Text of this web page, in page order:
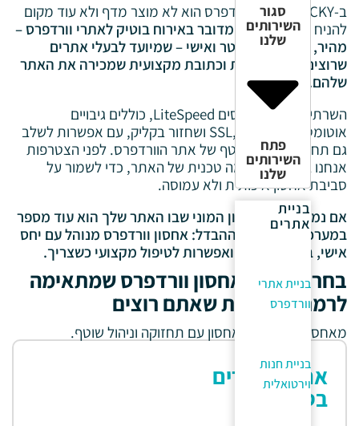
סגור
השירותים
שלנו
פתח
השירותים
שלנו
בניית
אתרים
בניית אתרי
וורדפרס
בניית חנות
וירטואלית
ב-CLICKY אחסון וורדפרס הוא לא מוצר מדף ולא עוד מקום
להניח בו את האתר.
מדובר באירוח בוטיק לאתרי וורדפרס –
מהיר, מאובטח, מנוטר ואישי – שמיועד לבעלי אתרים
שרוצים שקט, יציבות וכתובת מקצועית שמכירה את האתר
שלהם.
השרתים שלנו מבוססים LiteSpeed, כוללים גיבויים
אוטומטיים, SSL, cPanel ושחזור בקליק, עם אפשרות לשלב
גם תחזוקה וניהול שוטף של אתר הוורדפרס. לפני הצטרפות
אנחנו בודקים התאמה טכנית של האתר, כדי לשמור על
סביבת אחסון איכותית ולא עמוסה.
אם נמאס לך מאחסון המוני שבו האתר שלך הוא עוד מספר
במערכת, זה בדיוק ההבדל: אחסון וורדפרס מנוהל עם יחס
אישי, בקרה שוטפת ואפשרות לטיפול מקצועי כשצריך.
בחרו חבילת אחסון וורדפרס שמתאימה
לרמת האחריות שאתם רוצים
מאחסון איכותי ועד אחסון עם תחזוקה וניהול שוטף.
אחסון אתרים
בסיס